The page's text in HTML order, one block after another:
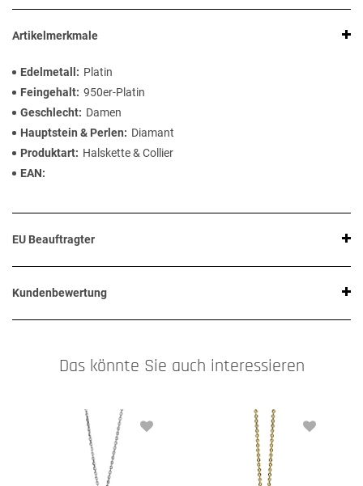
Artikelmerkmale
Edelmetall
Platin
Feingehalt 950er-Platin
Geschlecht
Damen
Hauptstein & Perlen
Diamant
Produktart
Halskette & Collier
EAN
EU Beauftragter
Kundenbewertung
Das könnte Sie auch interessieren